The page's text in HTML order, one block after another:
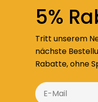
5%
Tritt unserem
nächste
Rabatte, ohne
E-